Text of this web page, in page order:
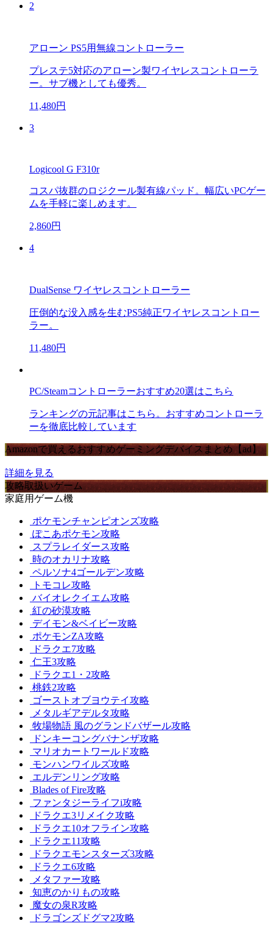
2
アローン PS5用無線コントローラー
プレステ5対応のアローン製ワイヤレスコントローラ
ー。サブ機としても優秀。
11,480円
3
Logicool G F310r
コスパ抜群のロジクール製有線パッド。幅広いPCゲー
ムを手軽に楽しめます。
2,860円
4
DualSense ワイヤレスコントローラー
圧倒的な没入感を生むPS5純正ワイヤレスコントロー
ラー。
11,480円
PC/Steamコントローラーおすすめ20選はこちら
ランキングの元記事はこちら。おすすめコントローラ
ーを徹底比較しています
Amazonで買えるおすすめゲーミングデバイスまとめ【ad】
詳細を見る
攻略取扱いゲーム
家庭用ゲーム機
ポケモンチャンピオンズ攻略
ぽこあポケモン攻略
スプラレイダース攻略
時のオカリナ攻略
ペルソナ4ゴールデン攻略
トモコレ攻略
バイオレクイエム攻略
紅の砂漠攻略
デイモン&ベイビー攻略
ポケモンZA攻略
ドラクエ7攻略
仁王3攻略
ドラクエ1・2攻略
桃鉄2攻略
ゴーストオブヨウテイ攻略
メタルギアデルタ攻略
牧場物語 風のグランドバザール攻略
ドンキーコングバナンザ攻略
マリオカートワールド攻略
モンハンワイルズ攻略
エルデンリング攻略
Blades of Fire攻略
ファンタジーライフi攻略
ドラクエ3リメイク攻略
ドラクエ10オフライン攻略
ドラクエ11攻略
ドラクエモンスターズ3攻略
ドラクエ6攻略
メタファー攻略
知恵のかりもの攻略
魔女の泉R攻略
ドラゴンズドグマ2攻略